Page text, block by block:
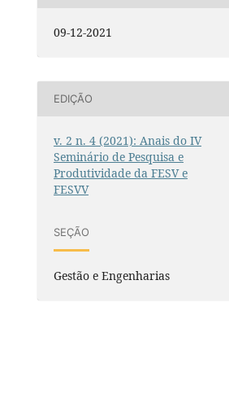
09-12-2021
EDIÇÃO
v. 2 n. 4 (2021): Anais do IV
Seminário de Pesquisa e
Produtividade da FESV e
FESVV
SEÇÃO
Gestão e Engenharias